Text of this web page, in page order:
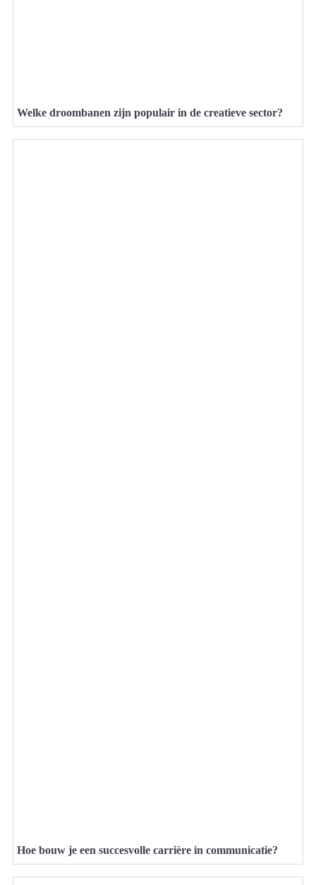
Welke droombanen zijn populair in de creatieve sector?
Hoe bouw je een succesvolle carrière in communicatie?